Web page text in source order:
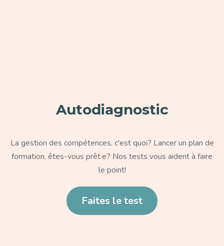
Autodiagnostic
La gestion des compétences, c'est quoi? Lancer un plan de
formation, êtes-vous prêt·e? Nos tests vous aident à faire
le point!
Faites le test